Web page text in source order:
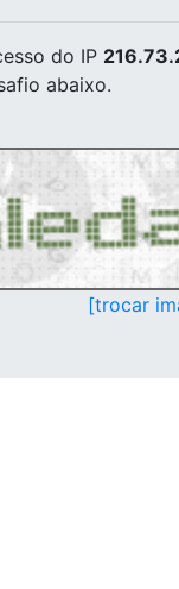
do IP
abaixo.
[trocar